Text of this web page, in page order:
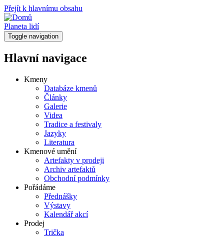
Přejít k hlavnímu obsahu
Planeta lidí
Toggle navigation
Hlavní navigace
Kmeny
Databáze kmenů
Články
Galerie
Videa
Tradice a festivaly
Jazyky
Literatura
Kmenové umění
Artefakty v prodeji
Archiv artefaktů
Obchodní podmínky
Pořádáme
Přednášky
Výstavy
Kalendář akcí
Prodej
Trička